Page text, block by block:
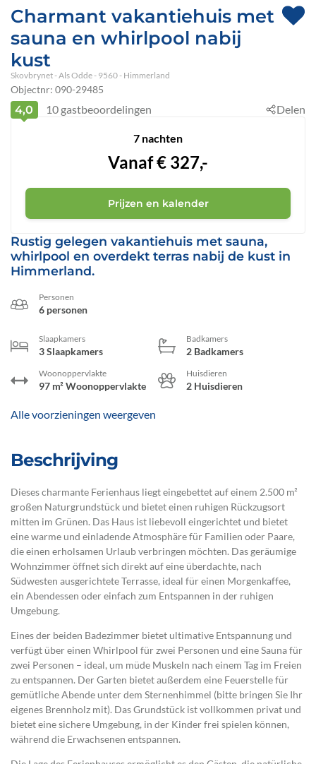
Charmant vakantiehuis met
sauna en whirlpool nabij
kust
Skovbrynet - Als Odde - 9560 - Himmerland
Objectnr: 090-29485
Rustig gelegen vakantiehuis met sauna,
whirlpool en overdekt terras nabij de kust in
Himmerland.
Personen
6 personen
Slaapkamers
3 Slaapkamers
Badkamers
2 Badkamers
Woonoppervlakte
97 m² Woonoppervlakte
Huisdieren
2 Huisdieren
Alle voorzieningen weergeven
Beschrijving
Dieses charmante Ferienhaus liegt eingebettet auf einem 2.500 m²
großen Naturgrundstück und bietet einen ruhigen Rückzugsort
mitten im Grünen. Das Haus ist liebevoll eingerichtet und bietet
eine warme und einladende Atmosphäre für Familien oder Paare,
die einen erholsamen Urlaub verbringen möchten. Das geräumige
Wohnzimmer öffnet sich direkt auf eine überdachte, nach
Südwesten ausgerichtete Terrasse, ideal für einen Morgenkaffee,
ein Abendessen oder einfach zum Entspannen in der ruhigen
Umgebung.
Eines der beiden Badezimmer bietet ultimative Entspannung und
verfügt über einen Whirlpool für zwei Personen und eine Sauna für
zwei Personen – ideal, um müde Muskeln nach einem Tag im Freien
zu entspannen. Der Garten bietet außerdem eine Feuerstelle für
gemütliche Abende unter dem Sternenhimmel (bitte bringen Sie Ihr
eigenes Brennholz mit). Das Grundstück ist vollkommen privat und
bietet eine sichere Umgebung, in der Kinder frei spielen können,
während die Erwachsenen entspannen.
4,0 10gastbeoordelingen Delen
7 nachten
Vanaf€ 327,-
Prijzen en kalender